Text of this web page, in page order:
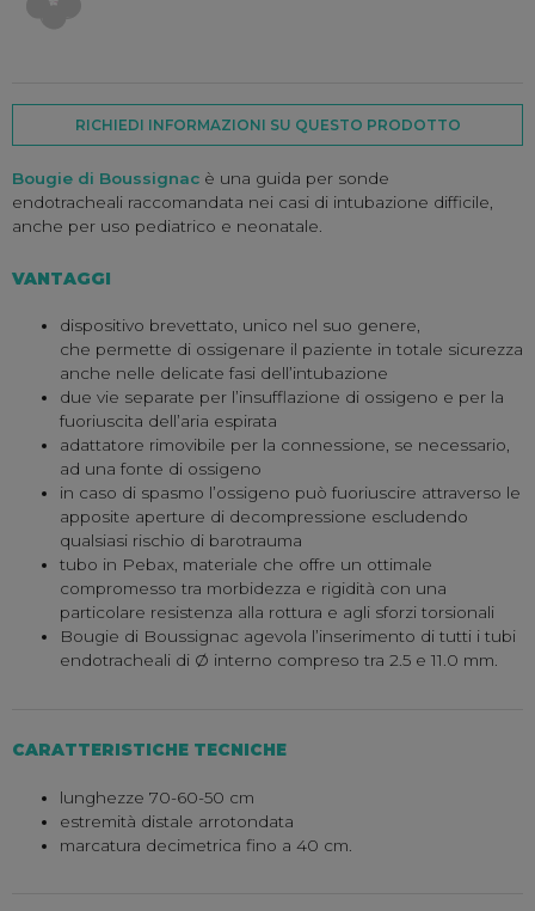
RICHIEDI INFORMAZIONI SU QUESTO PRODOTTO
Bougie di Boussignac è una guida per sonde
endotracheali raccomandata nei casi di intubazione difficile,
anche per uso pediatrico e neonatale.
VANTAGGI
dispositivo brevettato, unico nel suo genere,
che permette di ossigenare il paziente in totale sicurezza
anche nelle delicate fasi dell’intubazione
due vie separate per l’insufflazione di ossigeno e per la
fuoriuscita dell’aria espirata
adattatore rimovibile per la connessione, se necessario,
ad una fonte di ossigeno
in caso di spasmo l’ossigeno può fuoriuscire attraverso le
apposite aperture di decompressione escludendo
qualsiasi rischio di barotrauma
tubo in Pebax, materiale che offre un ottimale
compromesso tra morbidezza e rigidità con una
particolare resistenza alla rottura e agli sforzi torsionali
Bougie di Boussignac agevola l’inserimento di tutti i tubi
endotracheali di Ø interno compreso tra 2.5 e 11.0 mm.
CARATTERISTICHE TECNICHE
lunghezze 70-60-50 cm
estremità distale arrotondata
marcatura decimetrica fino a 40 cm.